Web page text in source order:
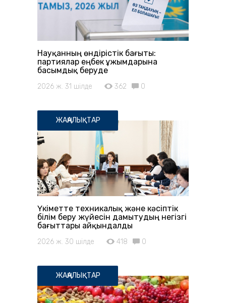
Науқанның өндірістік бағыты:
партиялар еңбек ұжымдарына
басымдық беруде
2026 ж. 31 шілде 362 0
ЖАҢАЛЫҚТАР
Үкіметте техникалық және кәсіптік
білім беру жүйесін дамытудың негізгі
бағыттары айқындалды
2026 ж. 30 шілде 418 0
ЖАҢАЛЫҚТАР